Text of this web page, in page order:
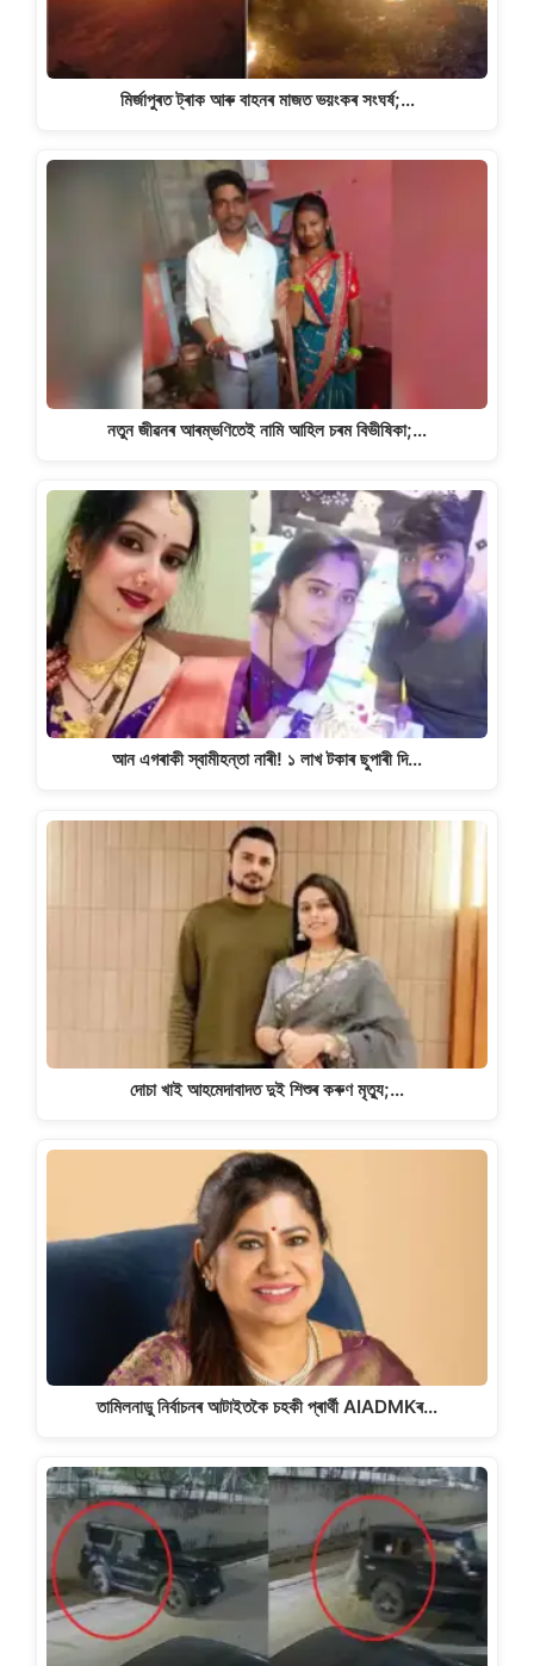
p k m
k
মিৰ্জাপুৰত ট্ৰাক আৰু বাহনৰ মাজত ভয়ংকৰ সংঘৰ্ষ;…
নতুন জীৱনৰ আৰম্ভণিতেই নামি আহিল চৰম বিভীষিকা;…
আন এগৰাকী স্বামীহন্তা নাৰী! ১ লাখ টকাৰ ছুপাৰী দি…
দোচা খাই আহমেদাবাদত দুই শিশুৰ কৰুণ মৃত্যু;…
তামিলনাডু নিৰ্বাচনৰ আটাইতকৈ চহকী প্ৰাৰ্থী AIADMKৰ…